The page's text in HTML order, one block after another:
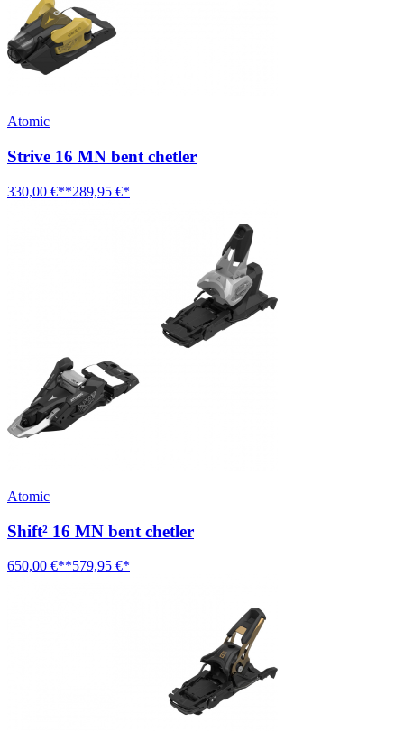
Atomic
Strive 16 MN bent chetler
330,00 €**289,95 €*
Atomic
Shift² 16 MN bent chetler
650,00 €**579,95 €*